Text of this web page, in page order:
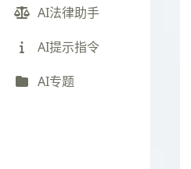
AI法律助手
AI提示指令
AI专题